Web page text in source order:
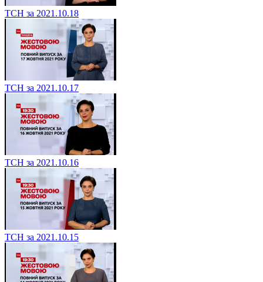
ТСН за 2021.10.18
ТСН за 2021.10.17
ТСН за 2021.10.16
ТСН за 2021.10.15